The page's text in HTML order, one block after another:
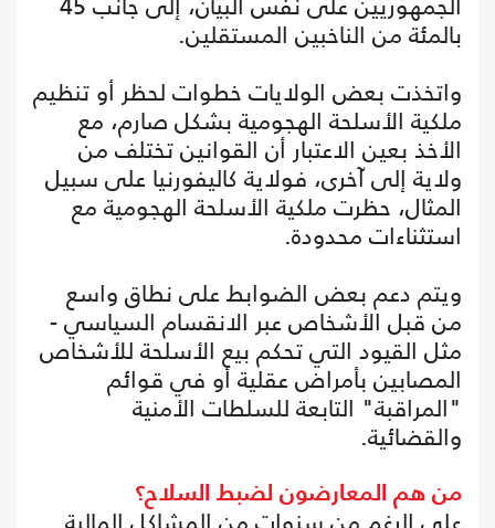
بالمئة من الناخبين المستقلين.
واتخذت بعض الولايات خطوات لحظر أو تنظيم
ملكية الأسلحة الهجومية بشكل صارم، مع
الأخذ بعين الاعتبار أن القوانين تختلف من
ولاية إلى آخرى، فولاية كاليفورنيا على سبيل
المثال، حظرت ملكية الأسلحة الهجومية مع
استثناءات محدودة.
ويتم دعم بعض الضوابط على نطاق واسع
من قبل الأشخاص عبر الانقسام السياسي -
مثل القيود التي تحكم بيع الأسلحة للأشخاص
المصابين بأمراض عقلية أو في قوائم
"المراقبة" التابعة للسلطات الأمنية
والقضائية.
من هم المعارضون لضبط السلاح؟